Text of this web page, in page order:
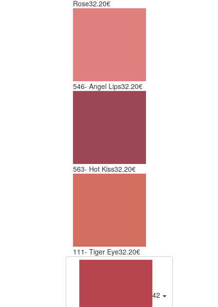
Rose32.20€
546- Angel Lips32.20€
563- Hot Kiss32.20€
111- Tiger Eye32.20€
420- Rebellious Rose